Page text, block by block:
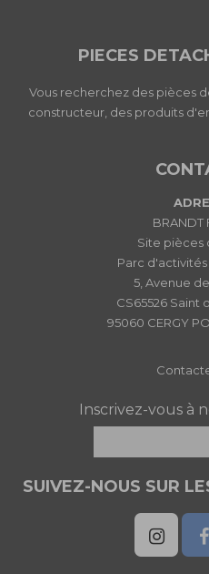
PIECES
Vous recherchez des pièces
constructeur, des produits
BRANDT
Site pièces
Parc
5, Avenue
CS65526 Saint
95060 CERGY
Inscrivez-vous à
SUIVEZ-NOUS SUR